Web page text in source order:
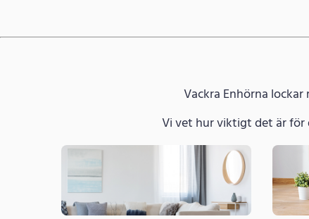
Vackra Enhörna
Vi vet hur viktigt det är